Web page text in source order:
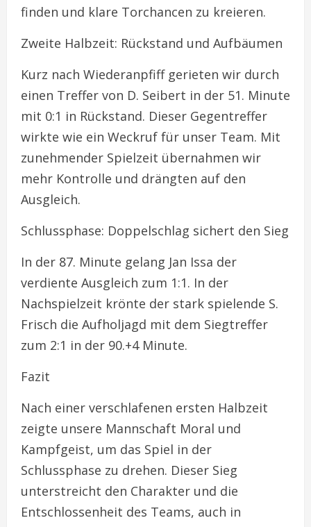
finden und klare Torchancen zu kreieren.
Zweite Halbzeit: Rückstand und Aufbäumen
Kurz nach Wiederanpfiff gerieten wir durch
einen Treffer von D. Seibert in der 51. Minute
mit 0:1 in Rückstand. Dieser Gegentreffer
wirkte wie ein Weckruf für unser Team. Mit
zunehmender Spielzeit übernahmen wir
mehr Kontrolle und drängten auf den
Ausgleich.
Schlussphase: Doppelschlag sichert den Sieg
In der 87. Minute gelang Jan Issa der
verdiente Ausgleich zum 1:1. In der
Nachspielzeit krönte der stark spielende S.
Frisch die Aufholjagd mit dem Siegtreffer
zum 2:1 in der 90.+4 Minute.
Fazit
Nach einer verschlafenen ersten Halbzeit
zeigte unsere Mannschaft Moral und
Kampfgeist, um das Spiel in der
Schlussphase zu drehen. Dieser Sieg
unterstreicht den Charakter und die
Entschlossenheit des Teams, auch in